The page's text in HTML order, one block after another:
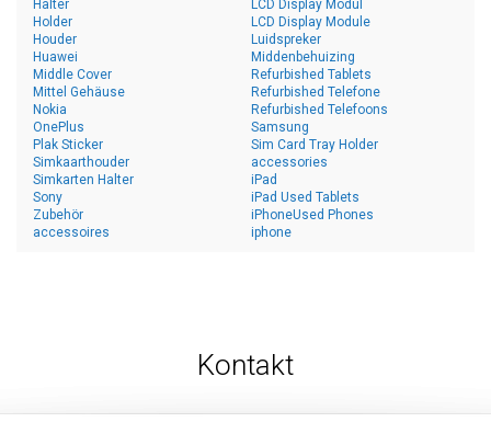
Halter
Holder
Houder
Huawei
LCD Display Modul
LCD Display Module
Luidspreker
Middenbehuizing
Middle Cover
Mittel Gehäuse
Nokia
OnePlus
Plak Sticker
Refurbished Tablets
Refurbished Telefone
Refurbished Telefoons
Samsung
Sim Card Tray Holder
Simkaarthouder
Simkarten Halter
Sony
Zubehör
accessoires
accessories
iPad
iPad Used Tablets
iPhoneUsed Phones
iphone
Kontakt